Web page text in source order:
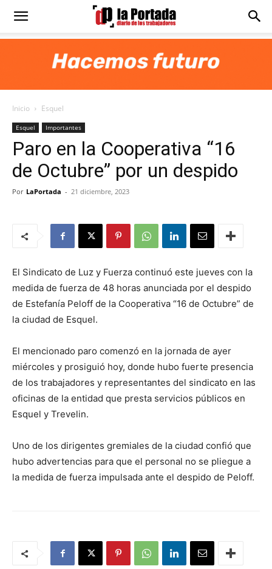
Diario
Portada
Inicio Esquel
Esquel Importantes
Paro en la Cooperativa “16
de Octubre” por un despido
Por LaPortada - 21 diciembre, 2023
El Sindicato de Luz y Fuerza continuó este jueves con la
medida de fuerza de 48 horas anunciada por el despido
de Estefanía Peloff de la Cooperativa “16 de Octubre” de
la ciudad de Esquel.
El mencionado paro comenzó en la jornada de ayer
miércoles y prosiguió hoy, donde hubo fuerte presencia
de los trabajadores y representantes del sindicato en las
oficinas de la entidad que presta servicios públicos en
Esquel y Trevelin.
Uno de los dirigentes gremiales de la ciudad confió que
hubo advertencias para que el personal no se pliegue a
la medida de fuerza impulsada ante el despido de Peloff.